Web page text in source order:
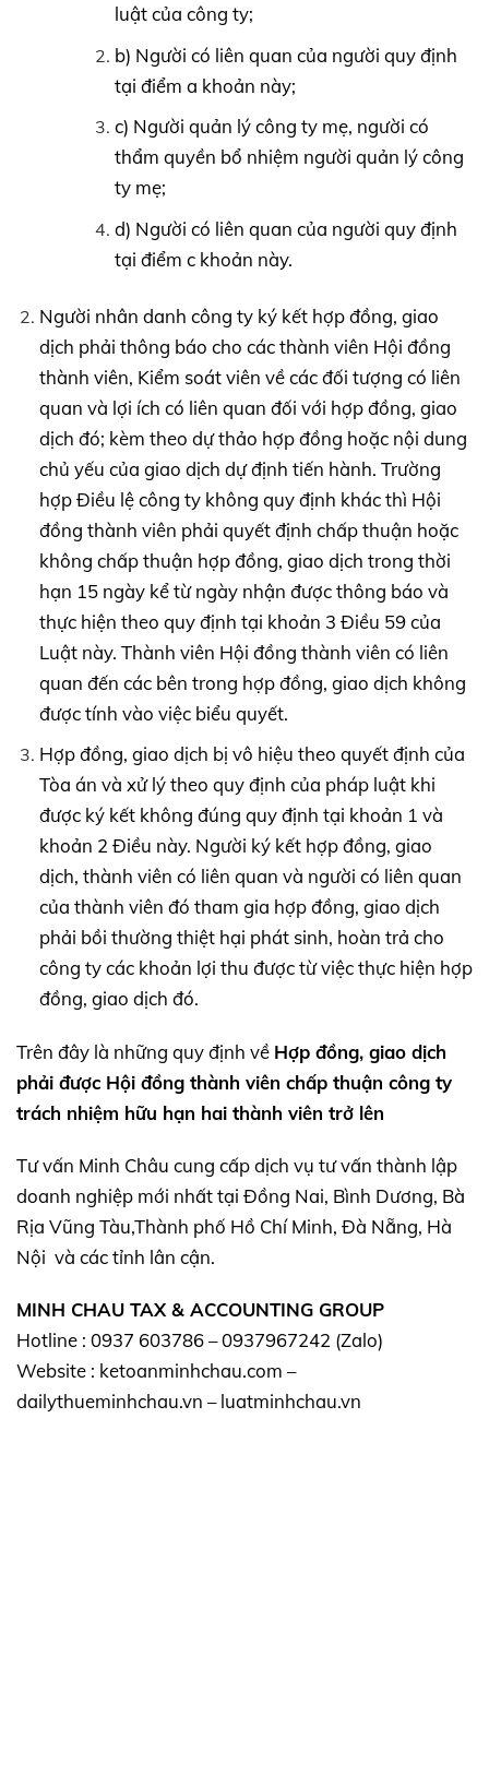
luật của công ty;
b) Người có liên quan của người quy định
tại điểm a khoản này;
c) Người quản lý công ty mẹ, người có
thẩm quyền bổ nhiệm người quản lý công
ty mẹ;
d) Người có liên quan của người quy định
tại điểm c khoản này.
Người nhân danh công ty ký kết hợp đồng, giao
dịch phải thông báo cho các thành viên Hội đồng
thành viên, Kiểm soát viên về các đối tượng có liên
quan và lợi ích có liên quan đối với hợp đồng, giao
dịch đó; kèm theo dự thảo hợp đồng hoặc nội dung
chủ yếu của giao dịch dự định tiến hành. Trường
hợp Điều lệ công ty không quy định khác thì Hội
đồng thành viên phải quyết định chấp thuận hoặc
không chấp thuận hợp đồng, giao dịch trong thời
hạn 15 ngày kể từ ngày nhận được thông báo và
thực hiện theo quy định tại khoản 3 Điều 59 của
Luật này. Thành viên Hội đồng thành viên có liên
quan đến các bên trong hợp đồng, giao dịch không
được tính vào việc biểu quyết.
Hợp đồng, giao dịch bị vô hiệu theo quyết định của
Tòa án và xử lý theo quy định của pháp luật khi
được ký kết không đúng quy định tại khoản 1 và
khoản 2 Điều này. Người ký kết hợp đồng, giao
dịch, thành viên có liên quan và người có liên quan
của thành viên đó tham gia hợp đồng, giao dịch
phải bồi thường thiệt hại phát sinh, hoàn trả cho
công ty các khoản lợi thu được từ việc thực hiện hợp
đồng, giao dịch đó.
Trên đây là những quy định về Hợp đồng, giao dịch
phải được Hội đồng thành viên chấp thuận công ty
trách nhiệm hữu hạn hai thành viên trở lên
Tư vấn Minh Châu cung cấp dịch vụ tư vấn thành lập
doanh nghiệp mới nhất tại Đồng Nai, Bình Dương, Bà
Rịa Vũng Tàu,Thành phố Hồ Chí Minh, Đà Nẵng, Hà
Nội và các tỉnh lân cận.
MINH CHAU TAX & ACCOUNTING GROUP
Hotline : 0937 603786 – 0937967242 (Zalo)
Website : ketoanminhchau.com –
dailythueminhchau.vn – luatminhchau.vn